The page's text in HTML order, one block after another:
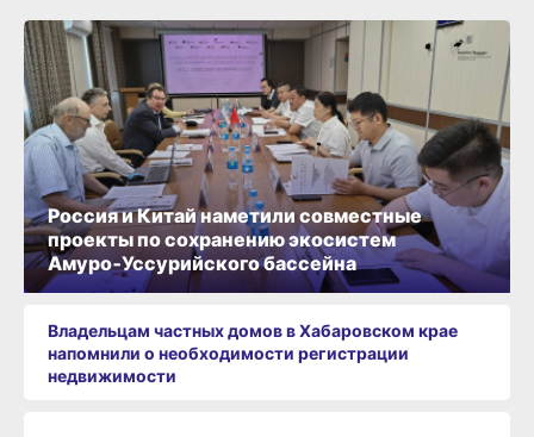
Россия и Китай наметили совместные
проекты по сохранению экосистем
Амуро‑Уссурийского бассейна
Владельцам частных домов в Хабаровском крае
напомнили о необходимости регистрации
недвижимости